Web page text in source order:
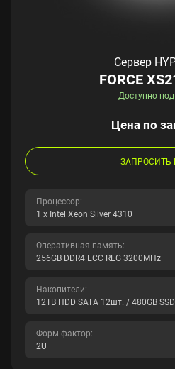
Сервер
FORCE
Доступно
Цена по
ЗАПРОСИТЬ
Процессор:
1 x Intel Xeon Silver 4310
Оперативная память:
256GB DDR4 ECC REG 3200MHz
Накопители:
12TB HDD SATA 12шт. / 480GB
Форм-фактор:
2U